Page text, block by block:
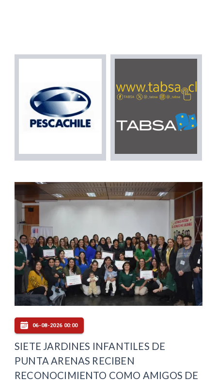
06-08-2026 00:00
SIETE JARDINES INFANTILES DE
PUNTA ARENAS RECIBEN
RECONOCIMIENTO COMO AMIGOS DE